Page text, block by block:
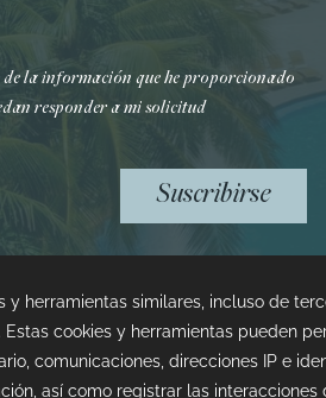
la información que he proporcionado
responder a mi solicitud
Suscribirse